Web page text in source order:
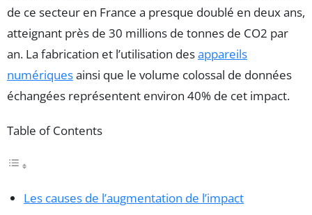
de ce secteur en France a presque doublé en deux ans,
atteignant près de 30 millions de tonnes de CO2 par
an. La fabrication et l’utilisation desappareils
numériquesainsi que le volume colossal de données
échangées représentent environ 40% de cet impact.
Table of Contents
Les causes de l’augmentation de l’impact